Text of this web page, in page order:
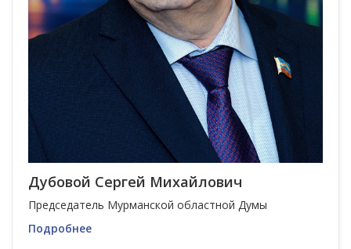
Дубовой Сергей Михайлович
Председатель Мурманской областной Думы
Подробнее